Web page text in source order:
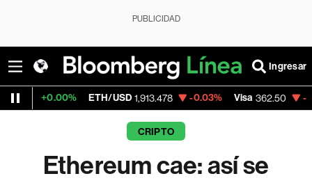
PUBLICIDAD
Ingresar
ETH/USD 1,913.478 -0.03% Visa 362.50 -2.15%
CRIPTO
Ethereum cae: así se